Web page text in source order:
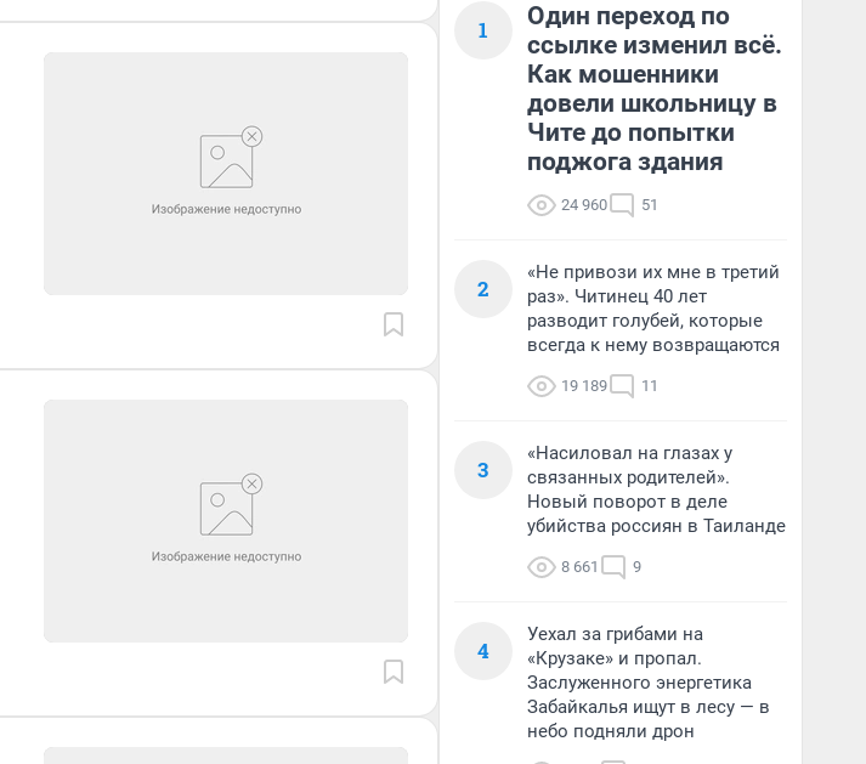
1
Один переход по
ссылке изменил всё.
Как мошенники
довели школьницу в
Чите до попытки
поджога здания
24 960 51
2
«Не привози их мне в третий
раз». Читинец 40 лет
разводит голубей, которые
всегда к нему возвращаются
19 189 11
3
«Насиловал на глазах у
связанных родителей».
Новый поворот в деле
убийства россиян в Таиланде
8 661 9
4
Уехал за грибами на
«Крузаке» и пропал.
Заслуженного энергетика
Забайкалья ищут в лесу — в
небо подняли дрон